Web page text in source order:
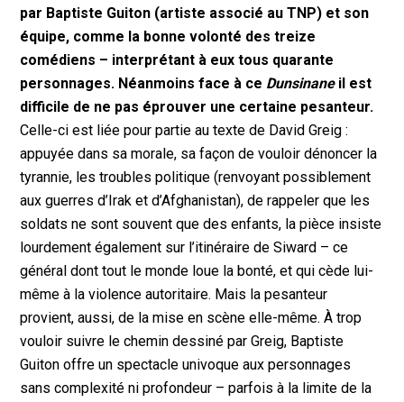
par Baptiste Guiton (artiste associé au TNP) et son
équipe, comme la bonne volonté des treize
comédiens – interprétant à eux tous quarante
personnages. Néanmoins face à ce Dunsinane il est
difficile de ne pas éprouver une certaine pesanteur.
Celle-ci est liée pour partie au texte de David Greig :
appuyée dans sa morale, sa façon de vouloir dénoncer la
tyrannie, les troubles politique (renvoyant possiblement
aux guerres d’Irak et d’Afghanistan), de rappeler que les
soldats ne sont souvent que des enfants, la pièce insiste
lourdement également sur l’itinéraire de Siward – ce
général dont tout le monde loue la bonté, et qui cède lui-
même à la violence autoritaire. Mais la pesanteur
provient, aussi, de la mise en scène elle-même. À trop
vouloir suivre le chemin dessiné par Greig, Baptiste
Guiton offre un spectacle univoque aux personnages
sans complexité ni profondeur – parfois à la limite de la